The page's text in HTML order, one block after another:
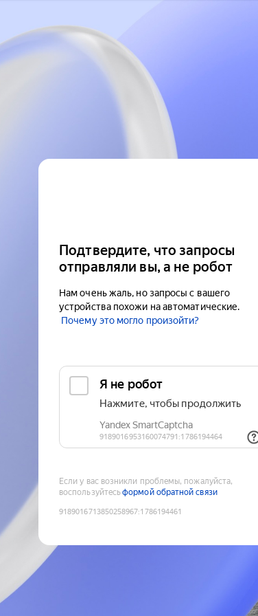
Подтвердите, что запросы
отправляли вы, а не робот
Нам очень жаль, но запросы с вашего
устройства похожи на автоматические.
Почему это могло произойти?
Если у вас возникли проблемы, пожалуйста,
воспользуйтесьформой обратной связи
9189016713850258967:1786194461